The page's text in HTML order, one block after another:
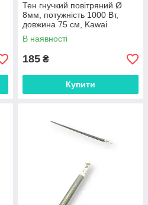
Тен гнучкий повітряний Ø
8мм, потужність 1000 Вт,
довжина 75 см, Kawai
В наявності
185 ₴
Купити